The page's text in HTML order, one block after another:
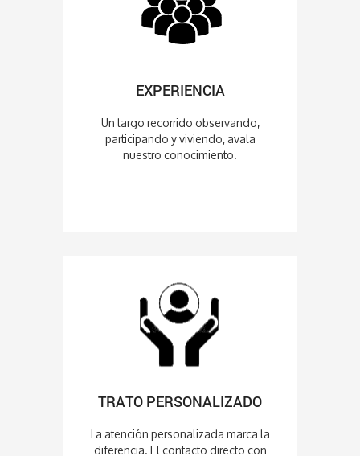
EXPERIENCIA
Un largo recorrido observando,
participando y viviendo, avala
nuestro conocimiento.
TRATO PERSONALIZADO
La atención personalizada marca la
diferencia. El contacto directo con